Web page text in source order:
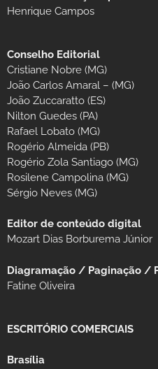
Henrique Campos
Conselho Editorial
Cristiane Nobre (MG)
João Carlos Amaral – (MG)
João Zuccaratto (ES)
Nilton Guedes (PA)
Rafael Lobato (MG)
Rogério Almeida (PB)
Rogério Zola Santiago (MG)
Rosilene Campolina (MG)
Sérgio Neves (MG)
Editor de conteúdo digital
Mozart Dias Borburema Júnior
Diagramação / Paginação /
Fatine Oliveira
ESCRITÓRIO COMERCIAIS
Brasília